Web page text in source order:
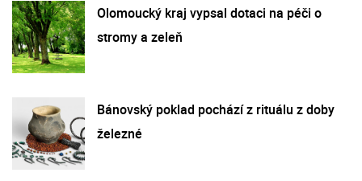
Olomoucký kraj vypsal dotaci na péči o
stromy a zeleň
Bánovský poklad pochází z rituálu z doby
železné